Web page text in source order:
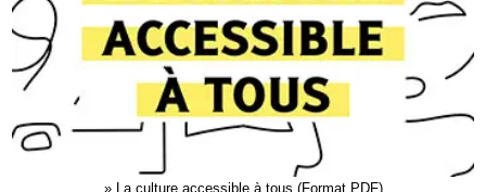
» La culture accessible à tous (Format PDF)